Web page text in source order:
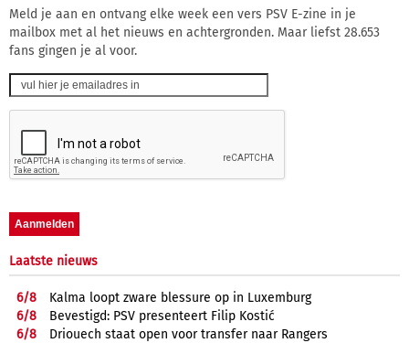
Meld je aan en ontvang elke week een vers PSV E-zine in je
mailbox met al het nieuws en achtergronden. Maar liefst 28.653
fans gingen je al voor.
Laatste nieuws
6/8
Kalma loopt zware blessure op in Luxemburg
6/8
Bevestigd: PSV presenteert Filip Kostić
6/8
Driouech staat open voor transfer naar Rangers